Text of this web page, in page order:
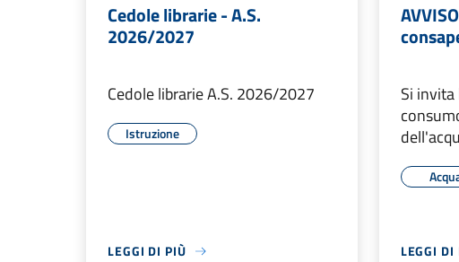
Cedole librarie - A.S.
2026/2027
Cedole librarie A.S. 2026/2027
Istruzione
LEGGI DI PIÙ
Si
LEGGI DI